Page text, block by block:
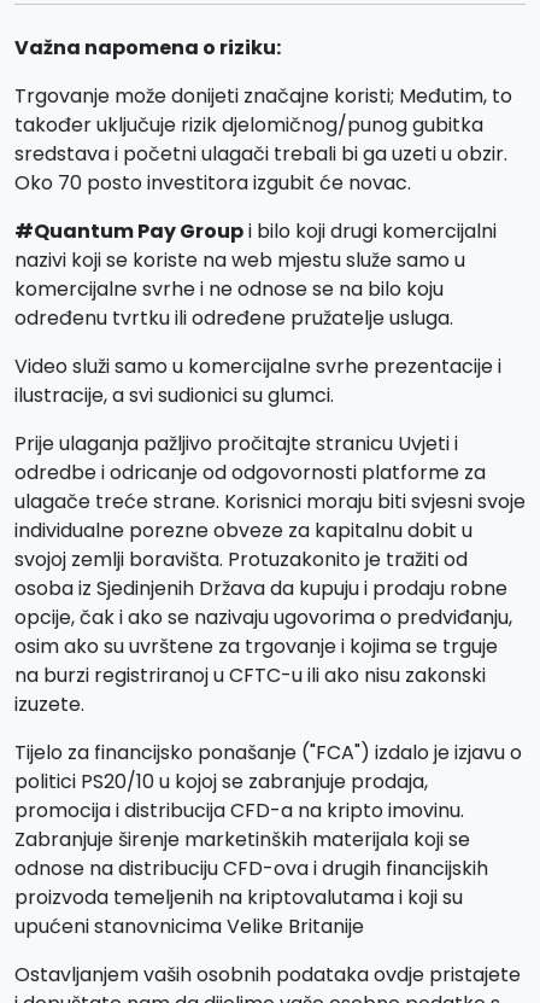
Važna napomena o riziku:
Trgovanje može donijeti značajne koristi; Međutim, to
također uključuje rizik djelomičnog/punog gubitka
sredstava i početni ulagači trebali bi ga uzeti u obzir.
Oko 70 posto investitora izgubit će novac.
#Quantum Pay Groupi bilo koji drugi komercijalni
nazivi koji se koriste na web mjestu služe samo u
komercijalne svrhe i ne odnose se na bilo koju
određenu tvrtku ili određene pružatelje usluga.
Video služi samo u komercijalne svrhe prezentacije i
ilustracije, a svi sudionici su glumci.
Prije ulaganja pažljivo pročitajte stranicu Uvjeti i
odredbe i odricanje od odgovornosti platforme za
ulagače treće strane. Korisnici moraju biti svjesni svoje
individualne porezne obveze za kapitalnu dobit u
svojoj zemlji boravišta. Protuzakonito je tražiti od
osoba iz Sjedinjenih Država da kupuju i prodaju robne
opcije, čak i ako se nazivaju ugovorima o predviđanju,
osim ako su uvrštene za trgovanje i kojima se trguje
na burzi registriranoj u CFTC-u ili ako nisu zakonski
izuzete.
Tijelo za financijsko ponašanje ("FCA") izdalo je izjavu o
politici PS20/10 u kojoj se zabranjuje prodaja,
promocija i distribucija CFD-a na kripto imovinu.
Zabranjuje širenje marketinških materijala koji se
odnose na distribuciju CFD-ova i drugih financijskih
proizvoda temeljenih na kriptovalutama i koji su
upućeni stanovnicima Velike Britanije
Ostavljanjem vaših osobnih podataka ovdje pristajete